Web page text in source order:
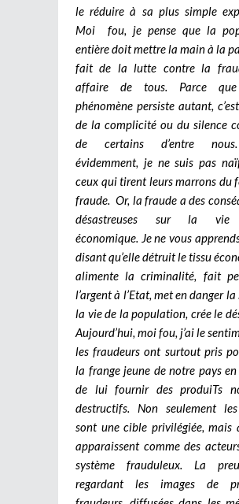
le réduire à sa plus simple
Moi fou, je pense que la
entière doit mettre la main à la
fait de la lutte contre la
affaire de tous. Parce
phénomène persiste autant,
de la complicité ou du silence
de certains d’entre
évidemment, je ne suis pas
ceux qui tirent leurs marrons du
fraude.Or, la fraude a des
désastreuses sur la vie
économique. Je ne vous
disant qu’elle détruit le tissu
alimente la criminalité, fait
l’argent à l’Etat, met en danger
la vie de la population, crée le
Aujourd’hui, moi fou, j’ai le
les fraudeurs ont surtout pris
la frange jeune de notre pays
de lui fournir des produiTs
destructifs. Non seulement
sont une cible privilégiée, mais
apparaissent comme des
système frauduleux. La
regardant les images de